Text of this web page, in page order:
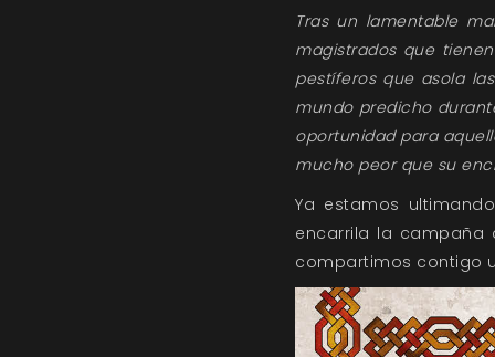
Tras un lamentable
magistrados que
pestíferos que asola
mundo predicho
oportunidad para
mucho peor que su
Ya estamos
encarrila la
compartimos contigo